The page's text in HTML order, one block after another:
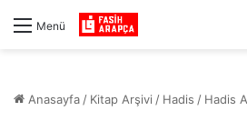
Menü
Anasayfa / Kitap Arşivi / Hadis / Hadis